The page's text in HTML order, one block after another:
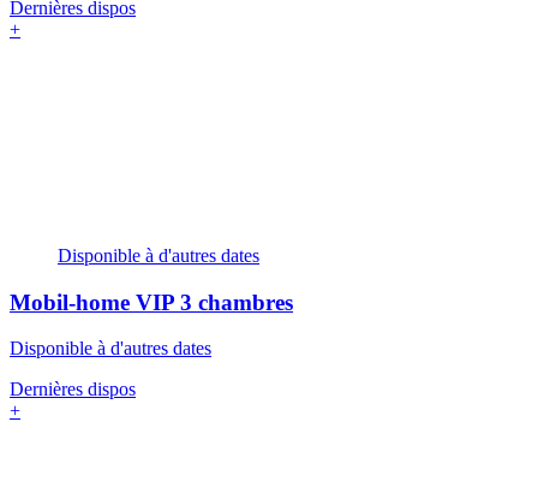
Dernières dispos
+
Disponible à d'autres dates
Mobil-home VIP 3 chambres
Disponible à d'autres dates
Dernières dispos
+